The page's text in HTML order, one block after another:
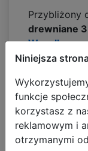
Niniejsza
funkcje
korzystasz z
reklamowym i
otrzymanymi
Przybliżony
drewniane
Wysyłka
35mmto:
szerokość:
2720mm
długość: